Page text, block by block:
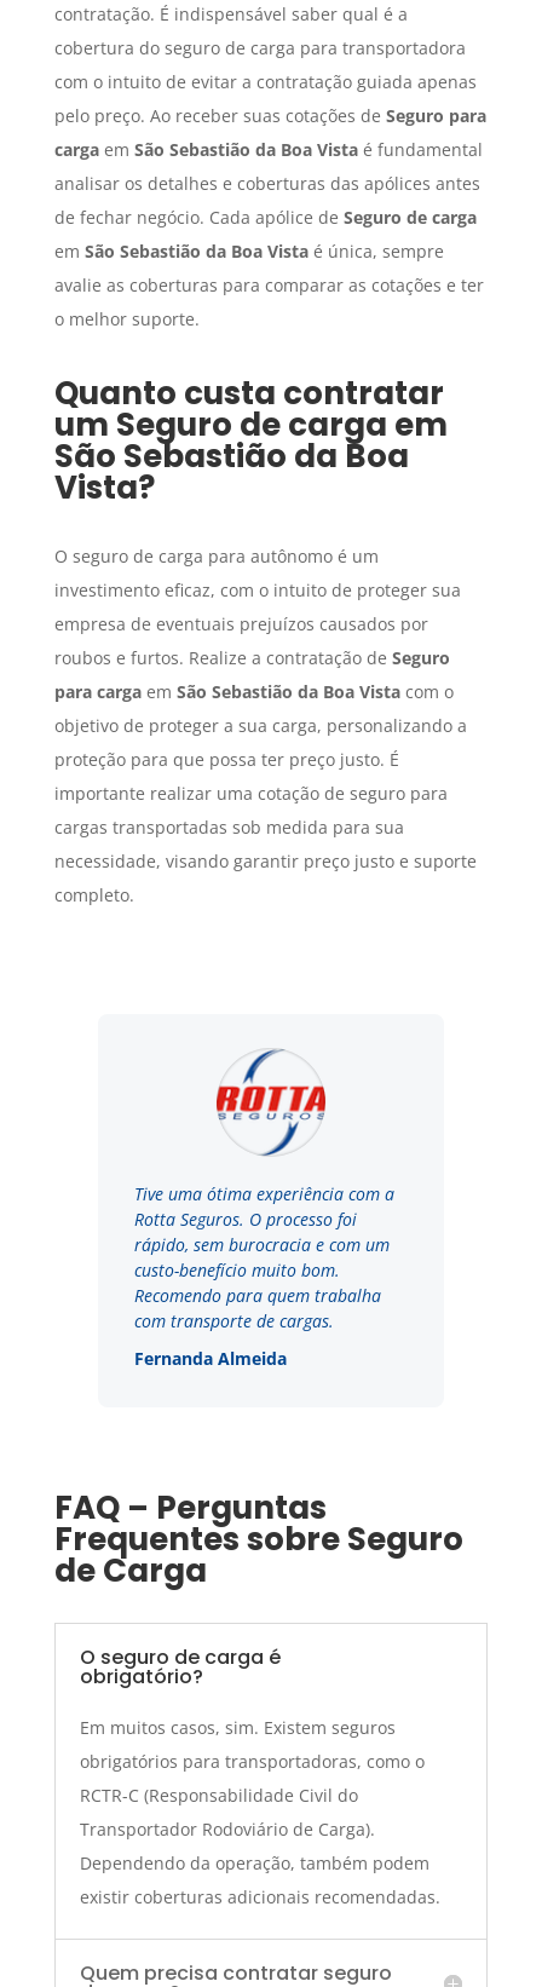
contratação. É indispensável saber qual é a
cobertura do seguro de carga para transportadora
com o intuito de evitar a contratação guiada apenas
pelo preço. Ao receber suas cotações de Seguro para
cargaem São Sebastião da Boa Vistaé fundamental
analisar os detalhes e coberturas das apólices antes
de fechar negócio. Cada apólice de Seguro de carga
em São Sebastião da Boa Vistaé única, sempre
avalie as coberturas para comparar as cotações e ter
o melhor suporte.
Quanto custa contratar
um Seguro de carga em
São Sebastião da Boa
Vista?
O seguro de carga para autônomo é um
investimento eficaz, com o intuito de proteger sua
empresa de eventuais prejuízos causados por
roubos e furtos. Realize a contratação de Seguro
para cargaem São Sebastião da Boa Vistacom o
objetivo de proteger a sua carga, personalizando a
proteção para que possa ter preço justo. É
importante realizar uma cotação de seguro para
cargas transportadas sob medida para sua
necessidade, visando garantir preço justo e suporte
completo.
Tive uma ótima experiência com a
Rotta Seguros. O processo foi
rápido, sem burocracia e com um
custo-benefício muito bom.
Recomendo para quem trabalha
com transporte de cargas.
Fernanda Almeida
FAQ – Perguntas
Frequentes sobre Seguro
de Carga
O seguro de carga é
obrigatório?
Em muitos casos, sim. Existem seguros
obrigatórios para transportadoras, como o
RCTR-C (Responsabilidade Civil do
Transportador Rodoviário de Carga).
Dependendo da operação, também podem
existir coberturas adicionais recomendadas.
Quem precisa contratar seguro